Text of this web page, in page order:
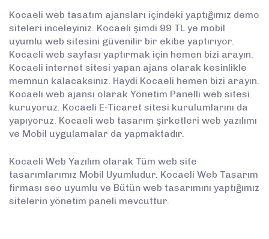
Kocaeli web tasatım ajansları içindeki yaptığımız demo
siteleri inceleyiniz. Kocaeli şimdi 99 TL ye mobil
uyumlu web sitesini güvenilir bir ekibe yaptırıyor.
Kocaeli web sayfası yaptırmak için hemen bizi arayın.
Kocaeli internet sitesi yapan ajans olarak kesinlikle
memnun kalacaksınız. Haydi Kocaeli hemen bizi arayın.
Kocaeli web ajansı olarak Yönetim Panelli web sitesi
kuruyoruz. Kocaeli E-Ticaret sitesi kurulumlarını da
yapıyoruz. Kocaeli web tasarım şirketleri web yazılımı
ve Mobil uygulamalar da yapmaktadır.
Kocaeli Web Yazılım olarak Tüm web site
tasarımlarımız Mobil Uyumludur. Kocaeli Web Tasarım
firması seo uyumlu ve Bütün web tasarımını yaptığımız
sitelerin yönetim paneli mevcuttur.